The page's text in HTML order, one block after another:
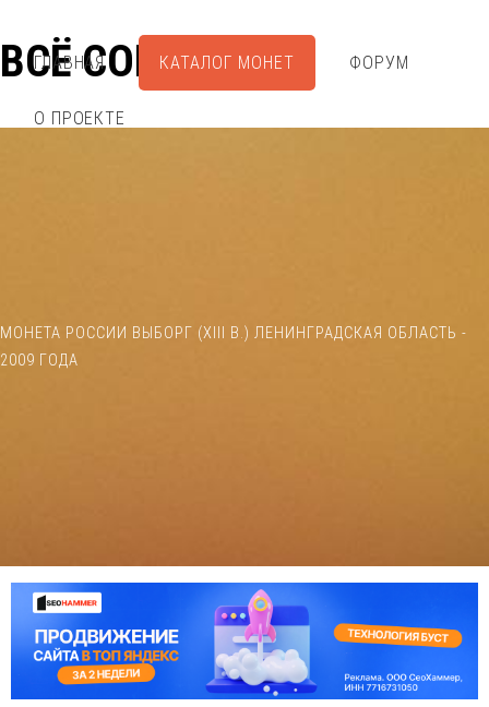
ВСЁ СОБРАЛ
ГЛАВНАЯ КАТАЛОГ МОНЕТ ФОРУМ
О ПРОЕКТЕ
МОНЕТА РОССИИ ВЫБОРГ (XIII В.) ЛЕНИНГРАДСКАЯ ОБЛАСТЬ -
2009 ГОДА